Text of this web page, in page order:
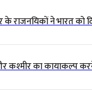
राजनयिकों ने भारत को
कश्मीर का कायाकल्प